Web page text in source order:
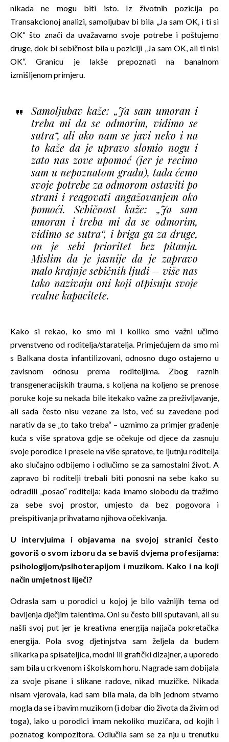
nikada ne mogu biti isto. Iz životnih pozicija po
Transakcionoj analizi, samoljubav bi bila „Ja sam OK, i ti si
OK“ što znači da uvažavamo svoje potrebe i poštujemo
druge, dok bi sebičnost bila u poziciji „Ja sam OK, ali ti nisi
OK“. Granicu je lakše prepoznati na banalnom
izmišljenom primjeru.
Samoljubav kaže: „Ja sam umoran i
treba mi da se odmorim, vidimo se
sutra“, ali ako nam se javi neko i na
to kaže da je upravo slomio nogu i
zato nas zove upomoć (jer je recimo
sam u nepoznatom gradu), tada ćemo
svoje potrebe za odmorom ostaviti po
strani i reagovati angažovanjem oko
pomoći. Sebičnost kaže: „Ja sam
umoran i treba mi da se odmorim,
vidimo se sutra“, i briga ga za druge,
on je sebi prioritet bez pitanja.
Mislim da je jasnije da je zapravo
malo krajnje sebičnih ljudi – više nas
tako nazivaju oni koji otpisuju svoje
realne kapacitete.
Kako si rekao, ko smo mi i koliko smo važni učimo
prvenstveno od roditelja/staratelja. Primjećujem da smo mi
s Balkana dosta infantilizovani, odnosno dugo ostajemo u
zavisnom odnosu prema roditeljima. Zbog raznih
transgeneracijskih trauma, s koljena na koljeno se prenose
poruke koje su nekada bile itekako važne za preživljavanje,
ali sada često nisu vezane za isto, već su zavedene pod
narativ da se „to tako treba“ – uzmimo za primjer građenje
kuća s više spratova gdje se očekuje od djece da zasnuju
svoje porodice i presele na više spratove, te ljutnju roditelja
ako slučajno odbijemo i odlučimo se za samostalni život. A
zapravo bi roditelji trebali biti ponosni na sebe kako su
odradili „posao“ roditelja: kada imamo slobodu da tražimo
za sebe svoj prostor, umjesto da bez pogovora i
preispitivanja prihvatamo njihova očekivanja.
U intervjuima i objavama na svojoj stranici često
govoriš o svom izboru da se baviš dvjema profesijama:
psihologijom/psihoterapijom i muzikom. Kako i na koji
način umjetnost liječi?
Odrasla sam u porodici u kojoj je bilo važnijih tema od
bavljenja dječjim talentima. Oni su često bili sputavani, ali su
našli svoj put jer je kreativna energija najjača pokretačka
energija. Pola svog djetinjstva sam željela da budem
slikarka pa spisateljica, modni ili grafički dizajner, a uporedo
sam bila u crkvenom i školskom horu. Nagrade sam dobijala
za svoje pisane i slikane radove, nikad muzičke. Nikada
nisam vjerovala, kad sam bila mala, da bih jednom stvarno
mogla da se i bavim muzikom (i dobar dio života da živim od
toga), iako u porodici imam nekoliko muzičara, od kojih i
poznatog kompozitora. Odlučila sam se za nju u trenutku